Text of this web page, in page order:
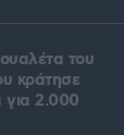
του
κράτησε
για 2.000